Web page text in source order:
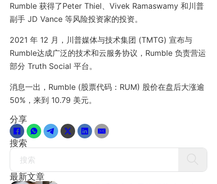
Rumble 获得了Peter Thiel、Vivek Ramaswamy 和川普
副手 JD Vance 等风险投资家的投资。
2021 年 12 月，川普媒体与技术集团 (TMTG) 宣布与
Rumble达成广泛的技术和云服务协议，Rumble 负责营运
部分 Truth Social 平台。
消息一出，Rumble (股票代码：RUM) 股价在盘后大涨逾
50%，来到 10.79 美元。
分享
搜索
Search
最新文章